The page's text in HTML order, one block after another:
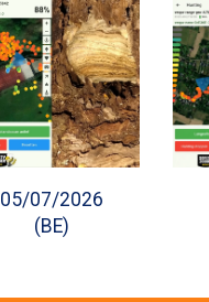
05/07/2026
(BE)